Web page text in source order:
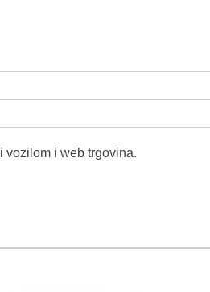
vozilom i web trgovina.